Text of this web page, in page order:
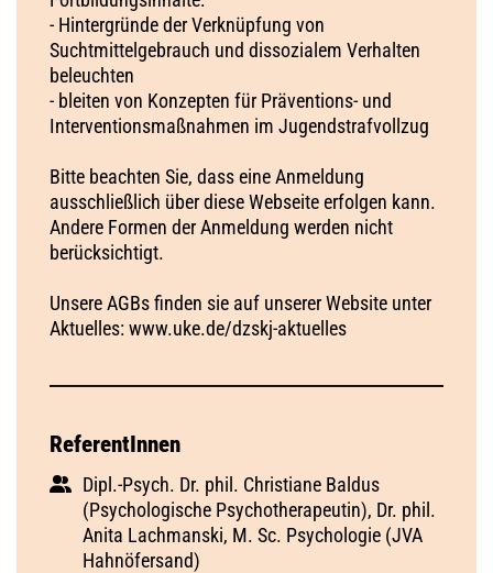
- Hintergründe der Verknüpfung von
Suchtmittelgebrauch und dissozialem Verhalten
beleuchten
- bleiten von Konzepten für Präventions- und
Interventionsmaßnahmen im Jugendstrafvollzug
Bitte beachten Sie, dass eine Anmeldung
ausschließlich über diese Webseite erfolgen kann.
Andere Formen der Anmeldung werden nicht
berücksichtigt.
Unsere AGBs finden sie auf unserer Website unter
Aktuelles: www.uke.de/dzskj-aktuelles
ReferentInnen
Dipl.-Psych. Dr. phil. Christiane Baldus
(Psychologische Psychotherapeutin), Dr. phil.
Anita Lachmanski, M. Sc. Psychologie (JVA
Hahnöfersand)